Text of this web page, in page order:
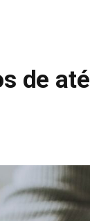
de até